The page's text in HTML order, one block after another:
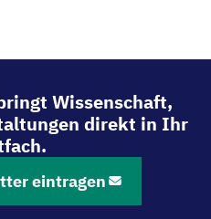
Wissenschaft,
direkt in Ihr
eintragen